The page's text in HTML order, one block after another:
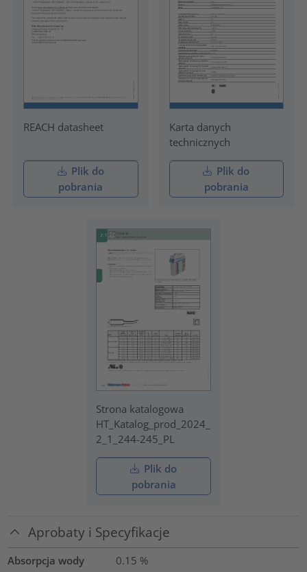
REACH datasheet
Plik do
pobrania
Karta danych
technicznych
Plik do
pobrania
Strona katalogowa
HT_Katalog_prod_2024_
2_1_244-245_PL
Plik do
pobrania
Aprobaty i Specyfikacje
Absorpcja wody 0.15 %